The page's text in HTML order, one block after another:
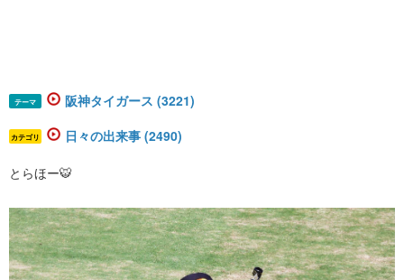
テーマ 阪神タイガース (3221)
カテゴリ 日々の出来事 (2490)
とらほー🐯